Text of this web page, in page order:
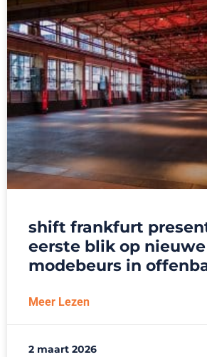
shift frankfurt
eerste blik op
modebeurs in
Meer Lezen
2 maart 2026